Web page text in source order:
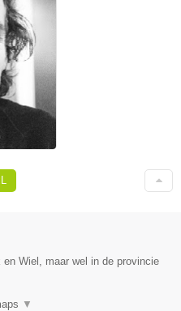
Wiel, maar wel in de provincie
▼